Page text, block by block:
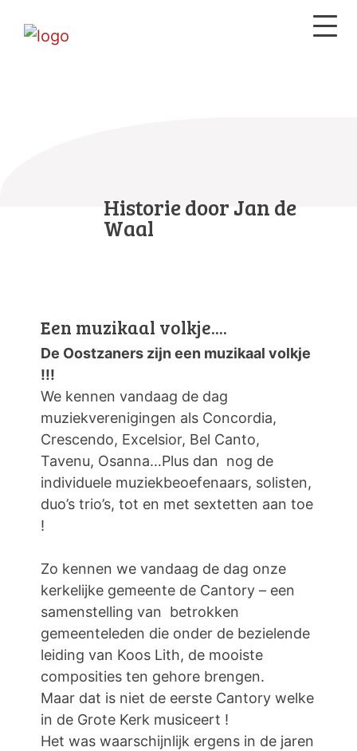
Historie door Jan de
Waal
Een muzikaal volkje....
De Oostzaners zijn een muzikaal volkje
!!!
We kennen vandaag de dag
muziekverenigingen als Concordia,
Crescendo, Excelsior, Bel Canto,
Tavenu, Osanna…Plus dan nog de
individuele muziekbeoefenaars, solisten,
duo’s trio’s, tot en met sextetten aan toe
!
Zo kennen we vandaag de dag onze
kerkelijke gemeente de Cantory – een
samenstelling van betrokken
gemeenteleden die onder de bezielende
leiding van Koos Lith, de mooiste
composities ten gehore brengen.
Maar dat is niet de eerste Cantory welke
in de Grote Kerk musiceert !
Het was waarschijnlijk ergens in de jaren